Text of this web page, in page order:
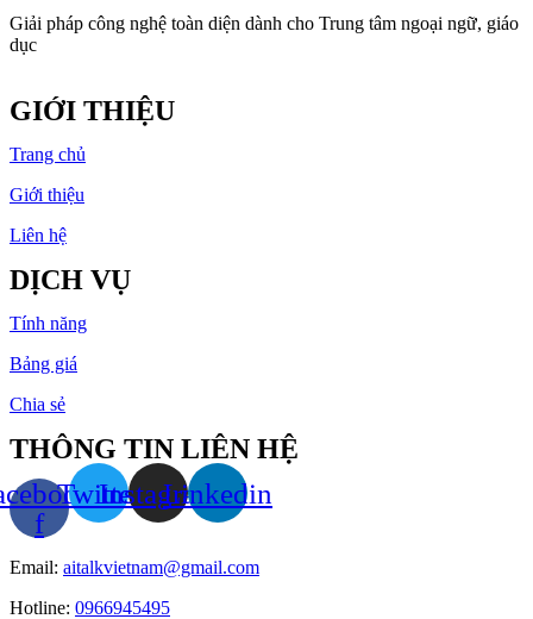
Giải pháp công nghệ toàn diện dành cho Trung tâm ngoại ngữ, giáo
dục
GIỚI THIỆU
Trang chủ
Giới thiệu
Liên hệ
DỊCH VỤ
Tính năng
Bảng giá
Chia sẻ
THÔNG TIN LIÊN HỆ
f
TwitterInstagramLinkedin
Email: aitalkvietnam@gmail.com
Hotline: 0966945495